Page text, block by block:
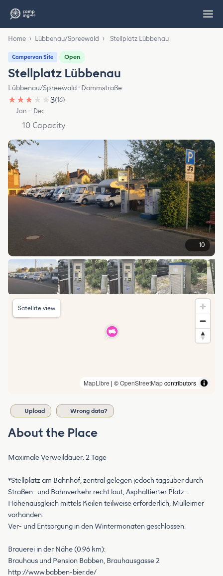
Home › Lübbenau/Spreewald › Stellplatz Lübbenau
Campervan Site Open
Stellplatz Lübbenau
Lübbenau/Spreewald · Dammstraße
★ ★ ★ ★ ★3(16)
Jan – Dec
10 Capacity
10
MapLibre | ©OpenStreetMapcontributors
Satellite view
Upload Wrong data?
About the Place
Maximale Verweildauer: 2 Tage
*Stellplatz am Bahnhof, zentral gelegen jedoch tagsüber durch
Straßen- und Bahnverkehr recht laut, Asphaltierter Platz -
Höhenausgleich mittels Keilen teilweise erforderlich, Mülleimer
vorhanden.
Ver- und Entsorgung in den Wintermonaten geschlossen.
Brauerei in der Nähe (0.96 km):
Brauhaus und Pension Babben, Brauhausgasse 2
http://www.babben-bier.de/